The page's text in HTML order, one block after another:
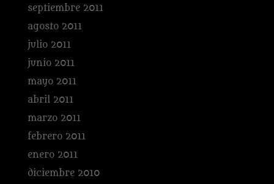
septiembre 2011
agosto 2011
julio 2011
junio 2011
mayo 2011
abril 2011
marzo 2011
febrero 2011
enero 2011
diciembre 2010